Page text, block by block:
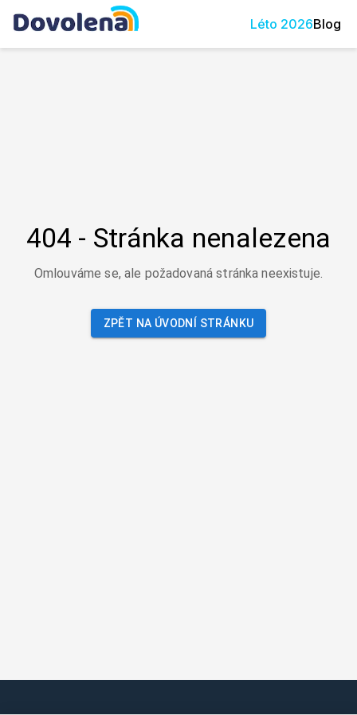
Léto 2026Blog
404 - Stránka nenalezena
Omlouváme se, ale požadovaná stránka neexistuje.
ZPĚT NA ÚVODNÍ STRÁNKU